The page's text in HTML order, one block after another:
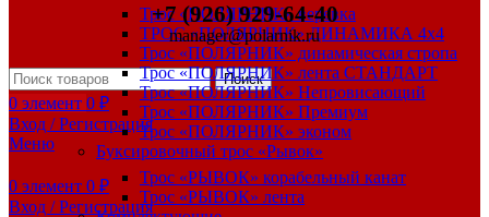
+7 (926) 929-64-40
manager@polarnik.ru
Поиск
0 элемент 0 ₽
Вход / Регистрация
Меню
0 элемент 0 ₽
Вход / Регистрация
Трос «ПОЛЯРНИК» веревка
ТРОС «ПОЛЯРНИК» ДИНАМИКА 4х4
Трос «ПОЛЯРНИК» динамическая стропа
Трос «ПОЛЯРНИК» лента СТАНДАРТ
Трос «ПОЛЯРНИК» Непровисающий
Трос «ПОЛЯРНИК» Премиум
Трос «ПОЛЯРНИК» эконом
Буксировочный трос «Рывок»
Трос «РЫВОК» корабельный канат
Трос «РЫВОК» лента